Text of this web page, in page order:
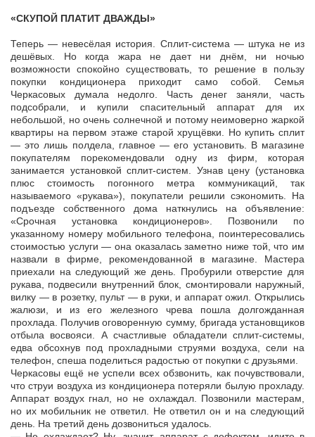
«СКУПОЙ ПЛАТИТ ДВАЖДЫ»
Теперь — невесёлая история. Сплит-система — штука не из
дешёвых. Но когда жара не дает ни днём, ни ночью
возможности спокойно существовать, то решение в пользу
покупки кондиционера приходит само собой. Семья
Черкасовых думала недолго. Часть денег заняли, часть
подсобрали, и купили спасительный аппарат для их
небольшой, но очень солнечной и потому неимоверно жаркой
квартиры на первом этаже старой хрущёвки. Но купить сплит
— это лишь полдела, главное — его установить. В магазине
покупателям порекомендовали одну из фирм, которая
занимается установкой сплит-систем. Узнав цену (установка
плюс стоимость погонного метра коммуникаций, так
называемого «рукава»), покупатели решили сэкономить. На
подъезде собственного дома наткнулись на объявление:
«Срочная установка кондиционеров». Позвонили по
указанному номеру мобильного телефона, поинтересовались
стоимостью услуги — она оказалась заметно ниже той, что им
назвали в фирме, рекомендованной в магазине. Мастера
приехали на следующий же день. Пробурили отверстие для
рукава, подвесили внутренний блок, смонтировали наружный,
вилку — в розетку, пульт — в руки, и аппарат ожил. Открылись
жалюзи, и из его железного чрева пошла долгожданная
прохлада. Получив оговоренную сумму, бригада установщиков
отбыла восвояси. А счастливые обладатели сплит-системы,
едва обсохнув под прохладными струями воздуха, сели на
телефон, спеша поделиться радостью от покупки с друзьями.
Черкасовы ещё не успели всех обзвонить, как почувствовали,
что струи воздуха из кондиционера потеряли былую прохладу.
Аппарат воздух гнал, но не охлаждал. Позвонили мастерам,
но их мобильник не ответил. Не ответил он и на следующий
день. На третий день дозвониться удалось.